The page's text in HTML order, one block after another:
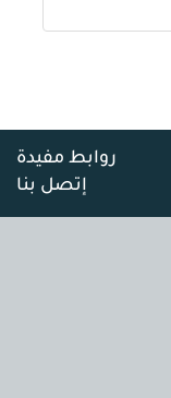
روابط مفيدة
إتصل بنا